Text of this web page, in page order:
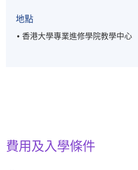
地點
香港大學專業進修學院教學中心
費用及入學條件